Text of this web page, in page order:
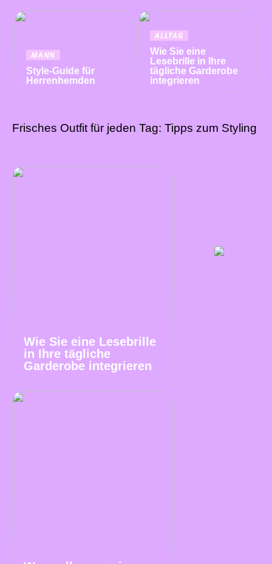
MANN
Style-Guide für
Herrenhemden
ALLTAG
Wie Sie eine
Lesebrille in Ihre
tägliche Garderobe
integrieren
Frisches Outfit für jeden Tag: Tipps zum Styling
Wie Sie eine Lesebrille
in Ihre tägliche
Garderobe integrieren